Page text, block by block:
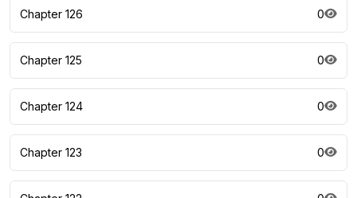
Chapter 126 0
Chapter 125 0
Chapter 124 0
Chapter 123 0